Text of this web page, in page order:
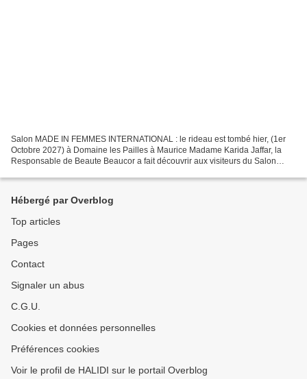
Salon MADE IN FEMMES INTERNATIONAL : le rideau est tombé hier, (1er
Octobre 2027) à Domaine les Pailles à Maurice Madame Karida Jaffar, la
Responsable de Beaute Beaucor a fait découvrir aux visiteurs du Salon
Hébergé par Overblog
Top articles
Pages
Contact
Signaler un abus
C.G.U.
Cookies et données personnelles
Préférences cookies
Voir le profil de HALIDI sur le portail Overblog